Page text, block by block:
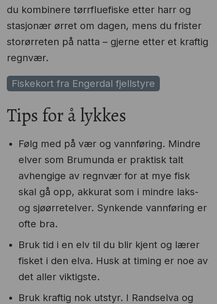
du kombinere tørrfluefiske etter harr og
stasjonær ørret om dagen, mens du frister
storørreten på natta – gjerne etter et kraftig
regnvær.
Fiskekort fra Engerdal fjellstyre
Tips for å lykkes
Følg med på vær og vannføring. Mindre
elver som Brumunda er praktisk talt
avhengige av regnvær for at mye fisk
skal gå opp, akkurat som i mindre laks-
og sjøørretelver. Synkende vannføring er
ofte bra.
Bruk tid i en elv til du blir kjent og lærer
fisket i den elva. Husk at timing er noe av
det aller viktigste.
Bruk kraftig nok utstyr. I Randselva og